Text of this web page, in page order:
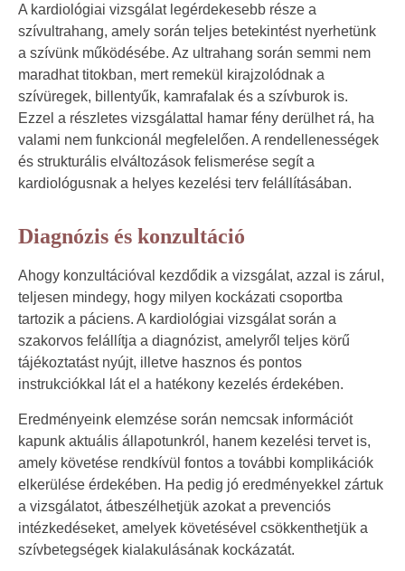
A kardiológiai vizsgálat legérdekesebb része a
szívultrahang, amely során teljes betekintést nyerhetünk
a szívünk működésébe. Az ultrahang során semmi nem
maradhat titokban, mert remekül kirajzolódnak a
szívüregek, billentyűk, kamrafalak és a szívburok is.
Ezzel a részletes vizsgálattal hamar fény derülhet rá, ha
valami nem funkcionál megfelelően. A rendellenességek
és strukturális elváltozások felismerése segít a
kardiológusnak a helyes kezelési terv felállításában.
Diagnózis és konzultáció
Ahogy konzultációval kezdődik a vizsgálat, azzal is zárul,
teljesen mindegy, hogy milyen kockázati csoportba
tartozik a páciens. A kardiológiai vizsgálat során a
szakorvos felállítja a diagnózist, amelyről teljes körű
tájékoztatást nyújt, illetve hasznos és pontos
instrukciókkal lát el a hatékony kezelés érdekében.
Eredményeink elemzése során nemcsak információt
kapunk aktuális állapotunkról, hanem kezelési tervet is,
amely követése rendkívül fontos a további komplikációk
elkerülése érdekében. Ha pedig jó eredményekkel zártuk
a vizsgálatot, átbeszélhetjük azokat a prevenciós
intézkedéseket, amelyek követésével csökkenthetjük a
szívbetegségek kialakulásának kockázatát.